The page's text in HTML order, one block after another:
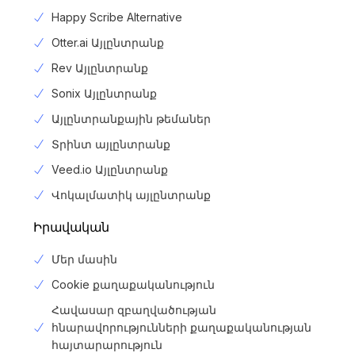
Happy Scribe Alternative
Otter.ai Այլընտրանք
Rev Այլընտրանք
Sonix Այլընտրանք
Այլընտրանքային թեմաներ
Տրինտ այլընտրանք
Veed.io Այլընտրանք
Վոկալմատիկ այլընտրանք
Իրավական
Մեր մասին
Cookie քաղաքականություն
Հավասար զբաղվածության
հնարավորությունների քաղաքականության
հայտարարություն